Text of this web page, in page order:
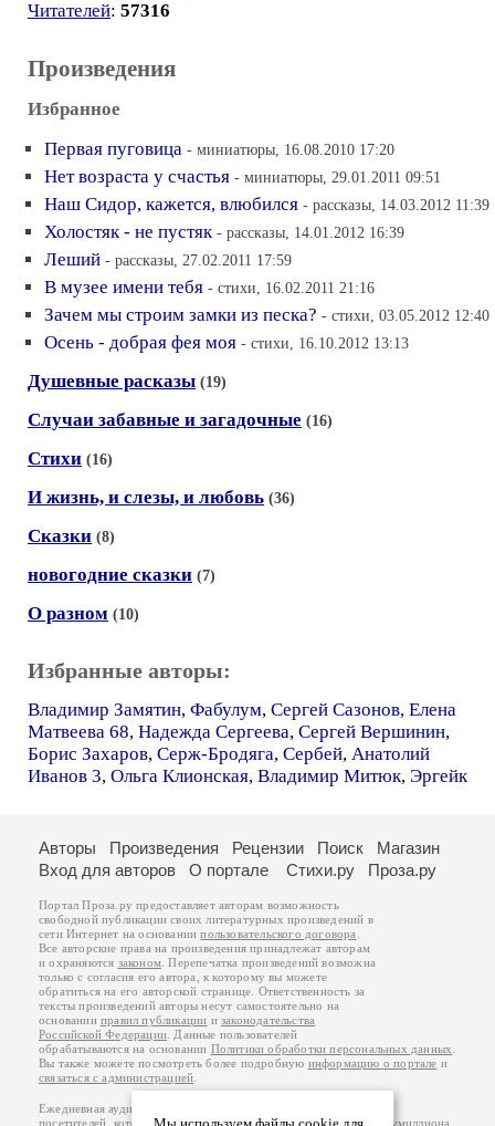
Читателей: 57316
Произведения
Избранное
Первая пуговица - миниатюры, 16.08.2010 17:20
Нет возраста у счастья - миниатюры, 29.01.2011 09:51
Наш Сидор, кажется, влюбился - рассказы, 14.03.2012 11:39
Холостяк - не пустяк - рассказы, 14.01.2012 16:39
Леший - рассказы, 27.02.2011 17:59
В музее имени тебя - стихи, 16.02.2011 21:16
Зачем мы строим замки из песка? - стихи, 03.05.2012 12:40
Осень - добрая фея моя - стихи, 16.10.2012 13:13
Душевные расказы (19)
Случаи забавные и загадочные (16)
Стихи (16)
И жизнь, и слезы, и любовь (36)
Сказки (8)
новогодние сказки (7)
О разном (10)
Избранные авторы:
Владимир Замятин, Фабулум, Сергей Сазонов, Елена
Матвеева 68, Надежда Сергеева, Сергей Вершинин,
Борис Захаров, Серж-Бродяга, Сербей, Анатолий
Иванов 3, Ольга Клионская, Владимир Митюк, Эргейк
Авторы Произведения Рецензии Поиск
Магазин
Вход для авторов
О портале Стихи.ру Проза.ру
Портал Проза.ру предоставляет авторам возможность
свободной публикации своих литературных произведений в
сети Интернет на основаниипользовательского договора
Все авторские права на произведения принадлежат авторам
и охраняются законом . Перепечатка произведений возможна
только с согласия его автора, к которому вы можете
обратиться на его авторской странице. Ответственность за
тексты произведений авторы несут самостоятельно на
основанииправил публикации изаконодательства
Российской Федерации . Данные пользователей
обрабатываются на основании Политики обработки персональных данных
Вы также можете посмотреть более подробную информацию о портале и
связаться с администрацией
Ежедневная аудитория портала Проза.ру – порядка 100 тысяч
посетителей, которые в общей сумме просматривают более полумиллиона